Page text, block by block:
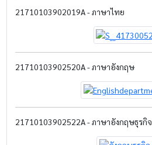
21710103902019A - ภาษาไทย
21710103902520A - ภาษาอังกฤษ
21710103902522A - ภาษาอังกฤษธุรกิจ